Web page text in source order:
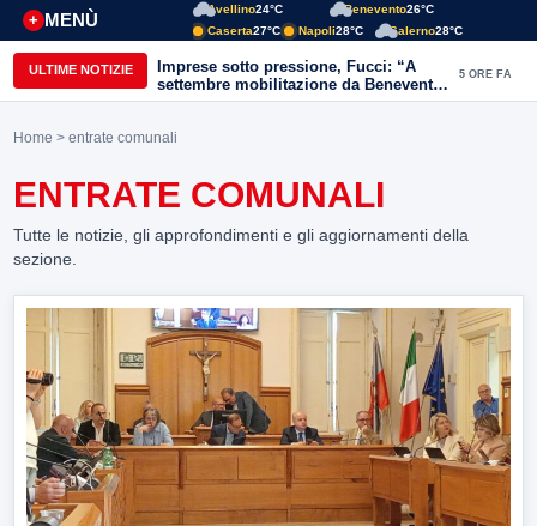
MENÙ
+
Avellino24°C Benevento26°C
Caserta27°C Napoli28°C Salerno28°C
ULTIME NOTIZIE
Imprese sotto pressione, Fucci: “A
settembre mobilitazione da Benevento
e Avellino”
5 ORE FA
Home > entrate comunali
ENTRATE COMUNALI
Tutte le notizie, gli approfondimenti e gli aggiornamenti della
sezione.